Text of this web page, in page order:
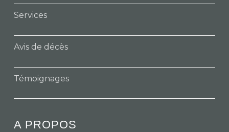
Services
Avis de décès
Témoignages
A PROPOS